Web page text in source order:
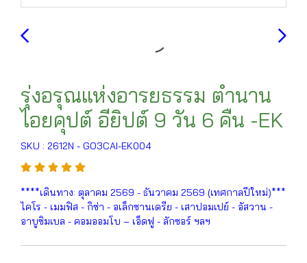
รุ่งอรุณแห่งอารยธรรม ตำนาน
ไอยคุปต์ อียิปต์ 9 วัน 6 คืน -EK
SKU : 2612N - GO3CAI-EK004
****เดินทาง: ตุลาคม 2569 - ธันวาคม 2569 (เทศกาลปีใหม่)***
ไคโร - เมมฟิส - กิซ่า - อเล็กซานเดรีย - เสาปอมเปย์ - อัสวาน -
อาบูซิมเบล - คอมออมโบ – เอ็ดฟู - ลักซอร์ ฯลฯ